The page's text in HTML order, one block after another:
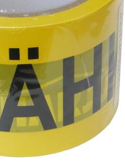
Poistotuotteet
Kausituotteet
Joulu- ja kausivalot
Eläimet ja
tontut
Kyntteliköt
Valoketjut ja
kuusenvalot
Joulukoristeet
Kranssit ja
asetelmat
Tontut ja